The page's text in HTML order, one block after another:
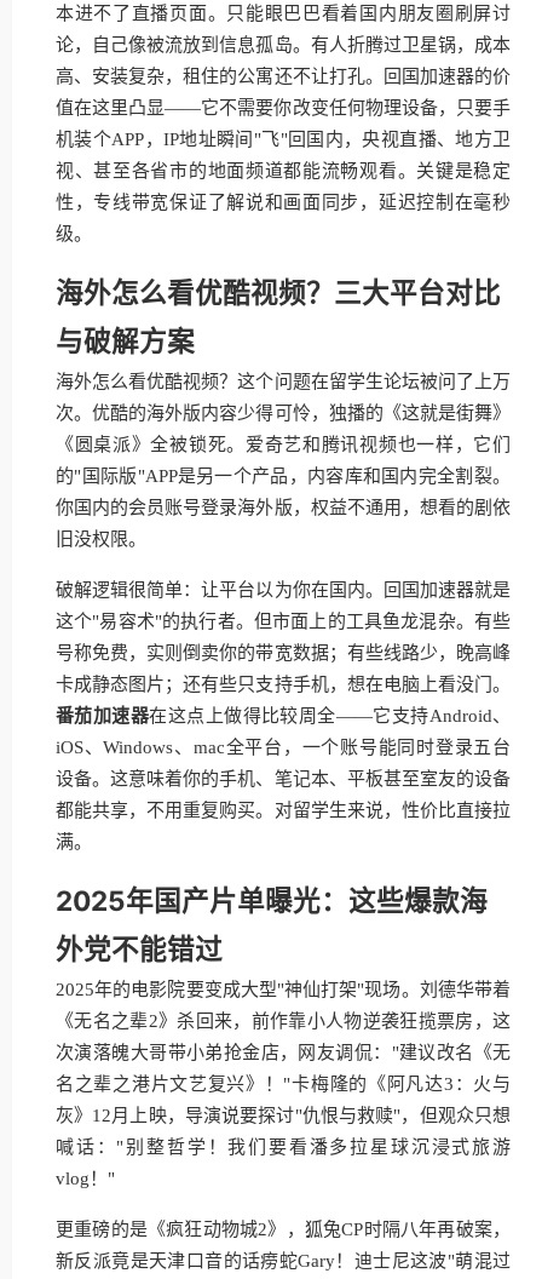
本进不了直播页面。只能眼巴巴看着国内朋友圈刷屏讨
论，自己像被流放到信息孤岛。有人折腾过卫星锅，成本
高、安装复杂，租住的公寓还不让打孔。回国加速器的价
值在这里凸显——它不需要你改变任何物理设备，只要手
机装个APP，IP地址瞬间"飞"回国内，央视直播、地方卫
视、甚至各省市的地面频道都能流畅观看。关键是稳定
性，专线带宽保证了解说和画面同步，延迟控制在毫秒
级。
海外怎么看优酷视频？三大平台对比
与破解方案
海外怎么看优酷视频？这个问题在留学生论坛被问了上万
次。优酷的海外版内容少得可怜，独播的《这就是街舞》
《圆桌派》全被锁死。爱奇艺和腾讯视频也一样，它们
的"国际版"APP是另一个产品，内容库和国内完全割裂。
你国内的会员账号登录海外版，权益不通用，想看的剧依
旧没权限。
破解逻辑很简单：让平台以为你在国内。回国加速器就是
这个"易容术"的执行者。但市面上的工具鱼龙混杂。有些
号称免费，实则倒卖你的带宽数据；有些线路少，晚高峰
卡成静态图片；还有些只支持手机，想在电脑上看没门。
番茄加速器在这点上做得比较周全——它支持Android、
iOS、Windows、mac全平台，一个账号能同时登录五台
设备。这意味着你的手机、笔记本、平板甚至室友的设备
都能共享，不用重复购买。对留学生来说，性价比直接拉
满。
2025年国产片单曝光：这些爆款海
外党不能错过
2025年的电影院要变成大型"神仙打架"现场。刘德华带着
《无名之辈2》杀回来，前作靠小人物逆袭狂揽票房，这
次演落魄大哥带小弟抢金店，网友调侃："建议改名《无
名之辈之港片文艺复兴》！"卡梅隆的《阿凡达3：火与
灰》12月上映，导演说要探讨"仇恨与救赎"，但观众只想
喊话："别整哲学！我们要看潘多拉星球沉浸式旅游
vlog！"
更重磅的是《疯狂动物城2》，狐兔CP时隔八年再破案，
新反派竟是天津口音的话痨蛇Gary！迪士尼这波"萌混过